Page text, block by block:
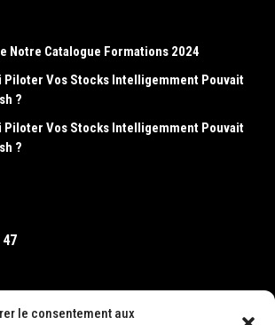
le consentement aux
Notre Catalogue Formations 2024
Piloter Vos Stocks Intelligemment Pouvait
?
Piloter Vos Stocks Intelligemment Pouvait
?